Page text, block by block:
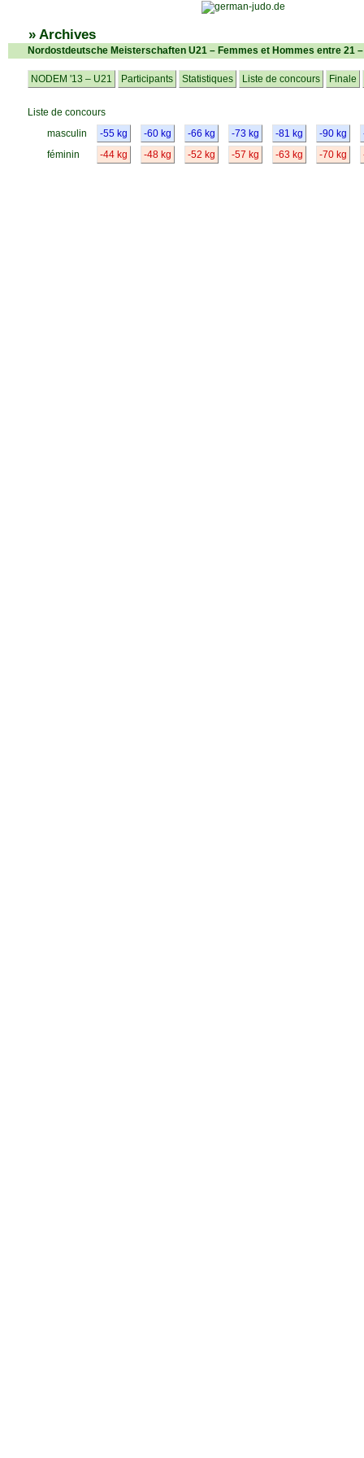
» Archives
Nordostdeutsche Meisterschaften U21 – Femmes et Hommes entre 21
NODEM '13 – U21 Participants Statistiques Liste de concours Finale
Liste de concours
masculin
féminin
-55 kg -60 kg -66 kg -73 kg -81 kg -90 kg
-44 kg
-48 kg -52 kg -57 kg -63 kg -70 kg